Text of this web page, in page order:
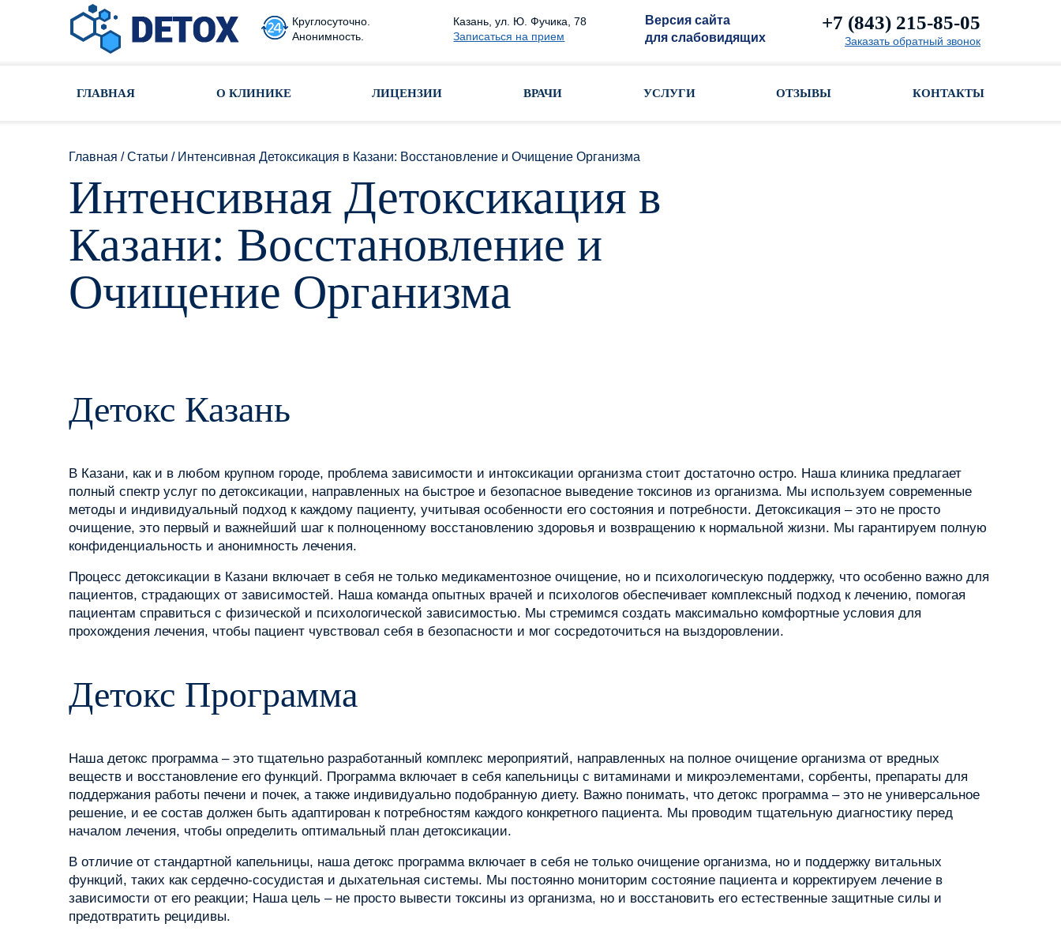
Круглосуточно.
Анонимность.
Казань, ул. Ю. Фучика, 78
Записаться на прием
Версия сайта
для слабовидящих
+7 (843) 215-85-05
Заказать обратный звонок
ГЛАВНАЯ О КЛИНИКЕ ЛИЦЕНЗИИ ВРАЧИ УСЛУГИ ОТЗЫВЫ КОНТАКТЫ
Главная /Статьи / Интенсивная Детоксикация в Казани: Восстановление и Очищение Организма
Интенсивная Детоксикация в
Казани: Восстановление и
Очищение Организма
Детокс Казань
В Казани, как и в любом крупном городе, проблема зависимости и интоксикации организма стоит достаточно остро. Наша клиника предлагает
полный спектр услуг по детоксикации, направленных на быстрое и безопасное выведение токсинов из организма. Мы используем современные
методы и индивидуальный подход к каждому пациенту, учитывая особенности его состояния и потребности. Детоксикация – это не просто
очищение, это первый и важнейший шаг к полноценному восстановлению здоровья и возвращению к нормальной жизни. Мы гарантируем полную
конфиденциальность и анонимность лечения.
Процесс детоксикации в Казани включает в себя не только медикаментозное очищение, но и психологическую поддержку, что особенно важно для
пациентов, страдающих от зависимостей. Наша команда опытных врачей и психологов обеспечивает комплексный подход к лечению, помогая
пациентам справиться с физической и психологической зависимостью. Мы стремимся создать максимально комфортные условия для
прохождения лечения, чтобы пациент чувствовал себя в безопасности и мог сосредоточиться на выздоровлении.
Детокс Программа
Наша детокс программа – это тщательно разработанный комплекс мероприятий, направленных на полное очищение организма от вредных
веществ и восстановление его функций. Программа включает в себя капельницы с витаминами и микроэлементами, сорбенты, препараты для
поддержания работы печени и почек, а также индивидуально подобранную диету. Важно понимать, что детокс программа – это не универсальное
решение, и ее состав должен быть адаптирован к потребностям каждого конкретного пациента. Мы проводим тщательную диагностику перед
началом лечения, чтобы определить оптимальный план детоксикации.
В отличие от стандартной капельницы, наша детокс программа включает в себя не только очищение организма, но и поддержку витальных
функций, таких как сердечно-сосудистая и дыхательная системы. Мы постоянно мониторим состояние пациента и корректируем лечение в
зависимости от его реакции; Наша цель – не просто вывести токсины из организма, но и восстановить его естественные защитные силы и
предотвратить рецидивы.